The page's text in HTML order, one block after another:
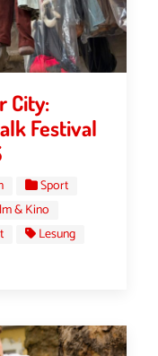
City:
Festival
Sport
& Kino
Lesung